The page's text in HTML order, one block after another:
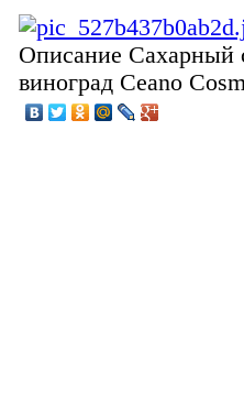
Описание Сахарный
виноград Ceano